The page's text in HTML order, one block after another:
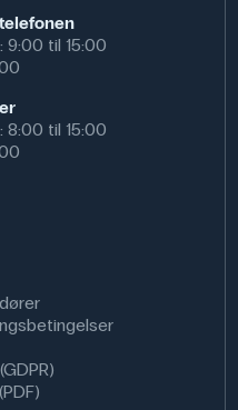
9:00 til 15:00
8:00 til 15:00